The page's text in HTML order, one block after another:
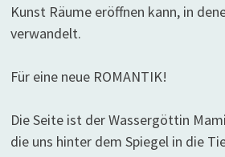
Kunst Räume eröffnen kann, in
verwandelt.
Für eine neue ROMANTIK!
Die Seite ist der Wassergöttin
die uns hinter dem Spiegel in die